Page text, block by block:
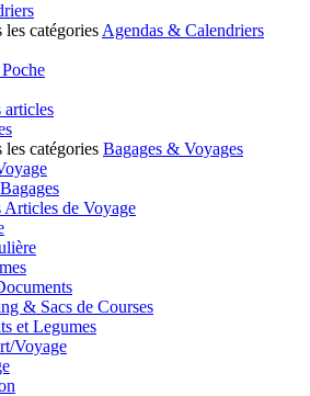
les catégories Agendas & Calendriers
articles
les catégories Bagages & Voyages
Articles de Voyage
& Sacs de Courses
et Legumes
Voyage